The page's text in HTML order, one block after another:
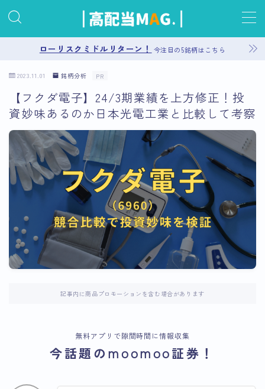
お問い合わせ
プライバシーポリシー
運営者情報
サイトマップ
ローリスクミドルリターン！ 今注目の5銘柄はこちら
2023.11.01 銘柄分析 PR
【フクダ電子】24/3期業績を上方修正！投
資妙味あるのか日本光電工業と比較して考察
記事内に商品プロモーションを含む場合があります
無料アプリで隙間時間に情報収集
今話題のmoomoo証券！